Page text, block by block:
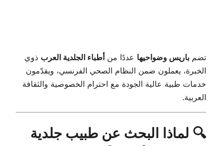
تضم باريس وضواحيها عددًا من أطباء الجلدية العرب ذوي
الخبرة، يعملون ضمن النظام الصحي الفرنسي، ويقدّمون
خدمات طبية عالية الجودة مع احترام الخصوصية والثقافة
العربية.
🔍 لماذا البحث عن طبيب جلدية